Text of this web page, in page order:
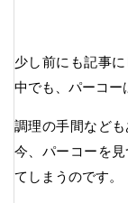
少し前にも記事
中でも、パーコー
調理の手間など
今、パーコーを
てしまうのです。